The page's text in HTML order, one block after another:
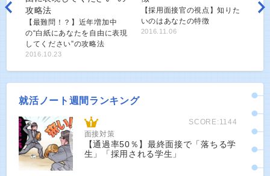
【最難問！？】近年増加中
の“白紙にあなたを自由に表現
してください”の攻略法
2016.10.23
【採用面接官の視点】知りた
いのはあなたの特徴
2016.11.06
就活ノート週間ランキング
SCORE:1144
面接対策
【通過率50％】最終面接で「落ちる学
生」「採用される学生」